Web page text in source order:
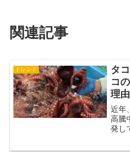
関連記事
トレンド
タ
コ
理
近年
高騰
発し